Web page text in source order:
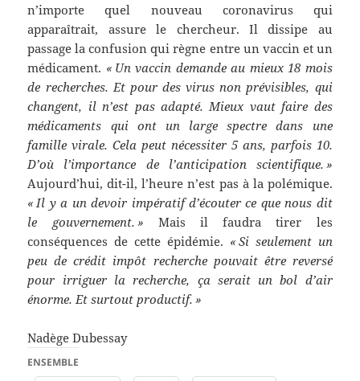
n’importe quel nouveau coronavirus qui
apparaîtrait, assure le chercheur. Il dissipe au
passage la confusion qui règne entre un vaccin et un
médicament. « Un vaccin demande au mieux 18 mois
de recherches. Et pour des virus non prévisibles, qui
changent, il n’est pas adapté. Mieux vaut faire des
médicaments qui ont un large spectre dans une
famille virale. Cela peut nécessiter 5 ans, parfois 10.
D’où l’importance de l’anticipation scientifique. »
Aujourd’hui, dit-il, l’heure n’est pas à la polémique.
« Il y a un devoir impératif d’écouter ce que nous dit
le gouvernement. » Mais il faudra tirer les
conséquences de cette épidémie. « Si seulement un
peu de crédit impôt recherche pouvait être reversé
pour irriguer la recherche, ça serait un bol d’air
énorme. Et surtout productif. »
Nadège Dubessay
ENSEMBLE